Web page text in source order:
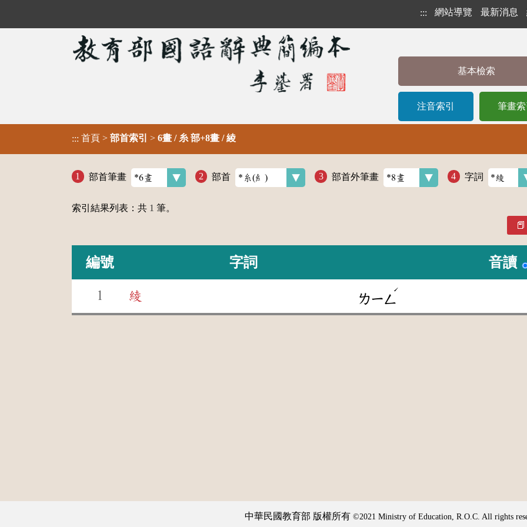
::: 網站導覽 最新消息
基本檢索
注音索引 筆畫索
::: 首頁 > 部首索引 > 6畫 / 糸 部+8畫 / 綾
部首筆畫 部首 部首外筆畫 字詞
索引結果列表：共 1 筆。
編號 字詞 音讀
1 綾 ㄌㄧㄥ
ˊ
中華民國教育部 版權所有 ©2021 Ministry of Education, R.O.C. All rights